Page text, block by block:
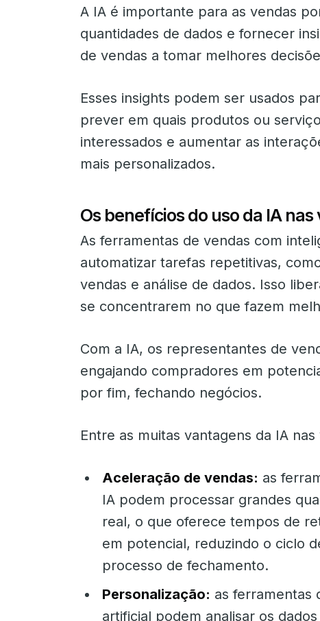
A IA é importante para as vendas
quantidades de dados e fornecer
de vendas a tomar melhores
Esses insights podem ser usados
prever em quais produtos ou
interessados ​​e aumentar as
mais personalizados.
Os benefícios do uso da IA ​​nas
As ferramentas de vendas com
automatizar tarefas repetitivas,
vendas e análise de dados. Isso
se concentrarem no que fazem
Com a IA, os representantes de
engajando compradores em
por fim, fechando negócios.
Entre as muitas vantagens da IA
Aceleração de vendas: as
IA podem processar grandes
real, o que oferece tempos de
em potencial, reduzindo o ciclo
processo de fechamento.
Personalização: as ferramentas
artificial podem analisar os